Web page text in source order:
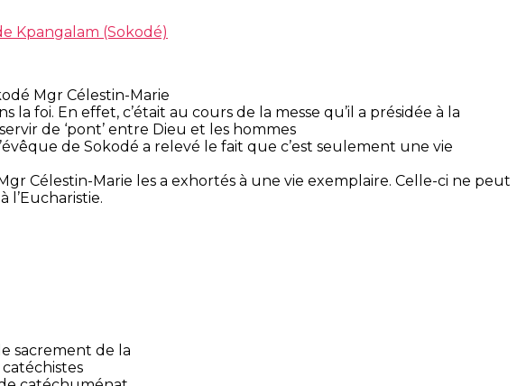
Kpangalam (Sokodé)
Mgr Célestin-Marie
la foi. En effet, c’était au cours de la messe qu’il a présidée à la
de ‘pont’ entre Dieu et les hommes
de Sokodé a relevé le fait que c’est seulement une vie
Célestin-Marie les a exhortés à une vie exemplaire. Celle-ci ne peut
l’Eucharistie.
sacrement de la